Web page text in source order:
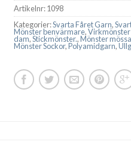
Artikelnr:1098
Kategorier:Svarta Fåret Garn,
Mönster benvärmare,
dam,Stickmönster.,Mönster
Mönster Sockor,Polyamidgarn,